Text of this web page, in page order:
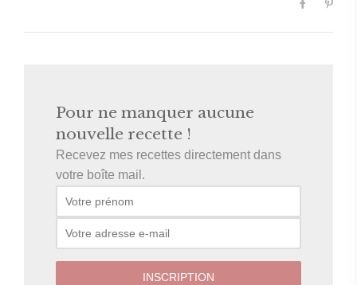
Pour ne manquer aucune
nouvelle recette !
Recevez mes recettes directement dans
votre boîte mail.